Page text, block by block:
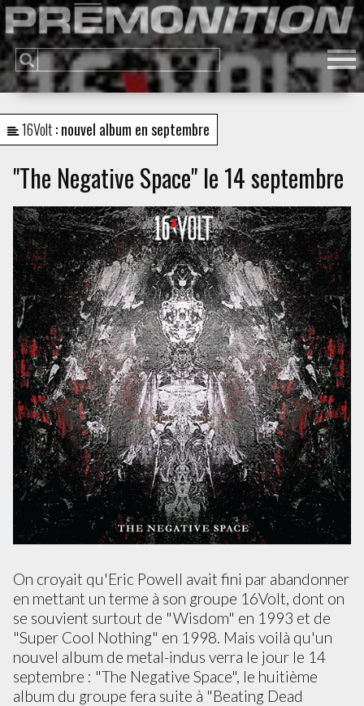
16Volt: nouvel album en septembre
"The Negative Space" le 14 septembre
On croyait qu'Eric Powell avait fini par abandonner
en mettant un terme à son groupe 16Volt, dont on
se souvient surtout de "Wisdom" en 1993 et de
"Super Cool Nothing" en 1998. Mais voilà qu'un
nouvel album de metal-indus verra le jour le 14
septembre : "The Negative Space", le huitième
album du groupe fera suite à "Beating Dead